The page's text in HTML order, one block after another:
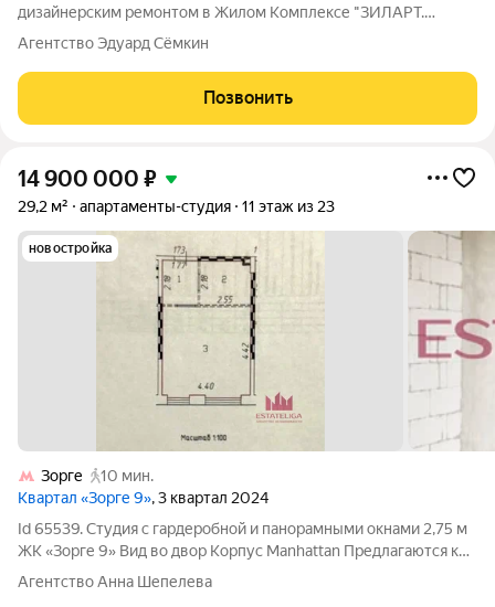
дизайнерским ремонтом в Жилом Комплексе "ЗИЛАРТ.
ЗИЛАРТ - это уникальный жилой комплекс, в новом активно
перестраивающемся и развивающемся районе! Ремонт
выполнен по индивидуальному проекту с
Агентство Эдуард Сёмкин
Позвонить
14 900 000 ₽
29,2 м² апартаменты-студия 11 этаж из 23
новостройка
Зорге
10 мин.
Квартал «Зорге 9», 3 квартал 2024
Id 65539. Студия с гардеробной и панорамными окнами 2,75 м
ЖК «Зорге 9» Вид во двор Корпус Manhattan Предлагаются к
продаже апартаменты-студия площадью 29,2 м в
Агентство Анна Шепелева